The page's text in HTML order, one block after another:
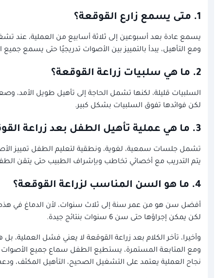
1. متى يسمع زارع القوقعة؟
يسمع عادة بعد أسبوعين إلى ثلاثة أسابيع من العملية، عند
ومع التأهيل، يبدأ بالتمييز بين الأصوات تدريجيًا حتى يسمع
2. ما هي سلبيات زراعة القوقعة؟
السلبيات قليلة، لكنها تشمل الحاجة إلى تأهيل طويل الأمد،
لكن فوائدها تفوق السلبيات بشكل كبير.
3. ما هي عملية تأهيل الطفل بعد زراعة القوقعة؟
تشمل جلسات سمعية، لغوية، ونطقية لتعليم الطفل تمييز
يتم التدريب مع أخصائي تخاطب وبإشراف الطبيب حتى يتقن
4. ما هو السن المناسب لزراعة القوقعة؟
أفضل سن هو من عمر سنة إلى ثلاث سنوات، لأن الدماغ في هذه
لكن يمكن إجراؤها حتى سن 6 سنوات بنتائج جيدة.
وأخيرا، تأخر الكلام بعد زراعة القوقعة لا يعني فشل العملية،
ومع المتابعة المستمرة، يستطيع الطفل سماع جميع
نجاح العملية يعتمد على التشغيل الصحيح، التأهيل المكثف،